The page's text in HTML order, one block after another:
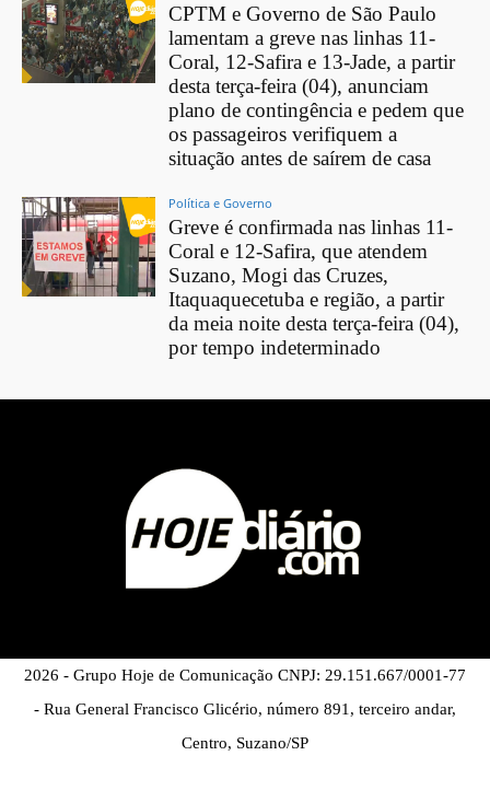
CPTM e Governo de São Paulo
lamentam a greve nas linhas 11-
Coral, 12-Safira e 13-Jade, a partir
desta terça-feira (04), anunciam
plano de contingência e pedem que
os passageiros verifiquem a
situação antes de saírem de casa
Política e Governo
Greve é confirmada nas linhas 11-
Coral e 12-Safira, que atendem
Suzano, Mogi das Cruzes,
Itaquaquecetuba e região, a partir
da meia noite desta terça-feira (04),
por tempo indeterminado
2026 - Grupo Hoje de Comunicação CNPJ: 29.151.667/0001-77
- Rua General Francisco Glicério, número 891, terceiro andar,
Centro, Suzano/SP